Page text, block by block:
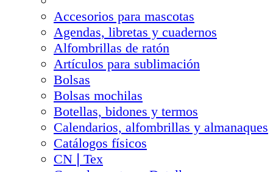
Accesorios para mascotas
Agendas, libretas y cuadernos
Alfombrillas de ratón
Artículos para sublimación
Bolsas
Bolsas mochilas
Botellas, bidones y termos
Calendarios, alfombrillas y almanaques
Catálogos físicos
CN❘Tex